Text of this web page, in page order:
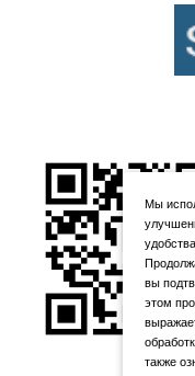
Мы
вы
этом
также